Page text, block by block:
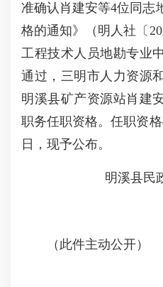
准确认肖建安等4位同志
格的通知》（明人社〔
工程技术人员地勘专业
通过，三明市人力资源
明溪县矿产资源站肖建
职务任职资格。任职资
日，现予公布。
明溪县民政
（此件主动公开）